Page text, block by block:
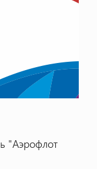
"Аэрофлот